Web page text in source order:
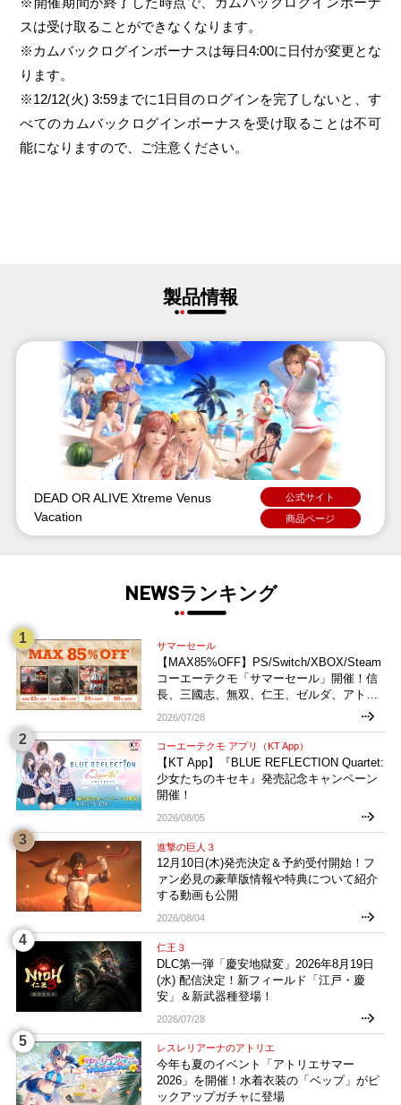
スは受け取ることができなくなります。
※カムバックログインボーナスは毎日4:00に日付が変更とな
ります。
※12/12(火) 3:59までに1日目のログインを完了しないと、す
べてのカムバックログインボーナスを受け取ることは不可
能になりますので、ご注意ください。
製品情報
DEAD OR ALIVE Xtreme Venus
Vacation
公式サイト
商品ページ
NEWSランキング
サマーセール
【MAX85%OFF】PS/Switch/XBOX/Steam
コーエーテクモ「サマーセール」開催！信
長、三國志、無双、仁王、ゼルダ、アトリ
2026/07/28
コーエーテクモ アプリ（KT App）
【KT App】『BLUE REFLECTION Quartet:
少女たちのキセキ』発売記念キャンペーン
開催！
2026/08/05
進撃の巨人３
12月10日(木)発売決定＆予約受付開始！フ
ァン必見の豪華版情報や特典について紹介
する動画も公開
2026/08/04
仁王３
DLC第一弾「慶安地獄変」2026年8月19日
(水) 配信決定！新フィールド「江戸・慶
安」＆新武器種登場！
2026/07/28
レスレリアーナのアトリエ
今年も夏のイベント「アトリエサマー
2026」を開催！水着衣装の「ベップ」がピ
ックアップガチャに登場